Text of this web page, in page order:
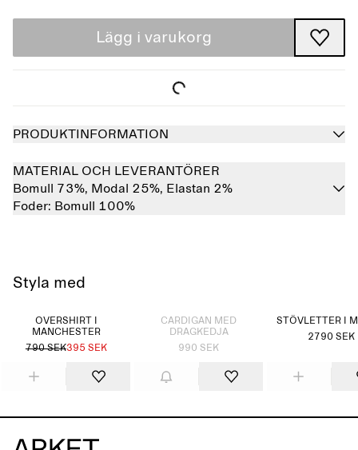
Lägg i varukorg
PRODUKTINFORMATION
MATERIAL OCH LEVERANTÖRER
Bomull 73%, Modal 25%, Elastan 2%
Foder: Bomull 100%
Styla med
OVERSHIRT I
MANCHESTER
790 SEK395 SEK
CARDIGAN MED
DRAGKEDJA
990 SEK
STÖVLETTER I
2790 SEK